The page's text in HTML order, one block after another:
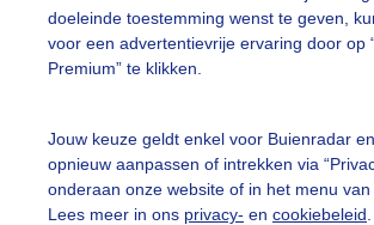
doeleinde toestemming wenst te geven,
voor een advertentievrije ervaring door op
Premium” te klikken.
Jouw keuze geldt enkel voor Buienradar
opnieuw aanpassen of intrekken via
onderaan onze website of in het menu van
Lees meer in ons privacy- en cookiebeleid
Mijn